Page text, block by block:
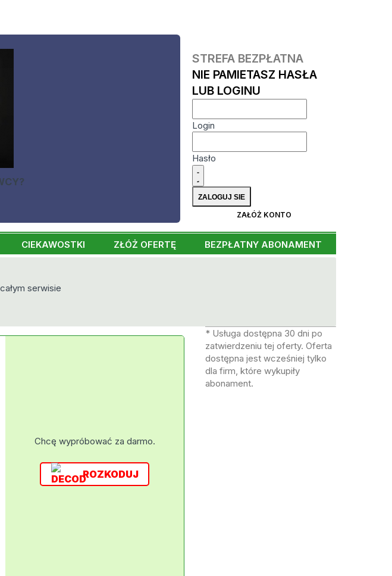
STREFA BEZPŁATNA
NIE PAMIETASZ HASŁA
LUB LOGINU
Login
Hasło
ZAŁÓŻ KONTO
CIEKAWOSTKI ZŁÓŻ OFERTĘ BEZPŁATNY ABONAMENT
serwisie
Chcę wypróbować za darmo.
ROZKODUJ
* Usługa dostępna 30 dni po
zatwierdzeniu tej oferty. Oferta
dostępna jest wcześniej tylko
dla firm, które wykupiły
abonament.